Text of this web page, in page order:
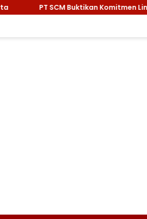
PT SCM Buktikan Komitmen